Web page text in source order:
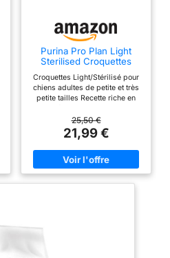
Purina Pro Plan Light
Sterilised Croquettes
4x3 kg
Croquettes Light/Stérilisé pour
chiens adultes de petite et très
petite tailles Recette riche en
comme ingrédient principal.
Faible teneur en matières
grasses pour une gestion
optimale du poids. Aide à
maintenir la masse musculaire
et la santé globale. Ingrédients
25,50 €
21,99 €